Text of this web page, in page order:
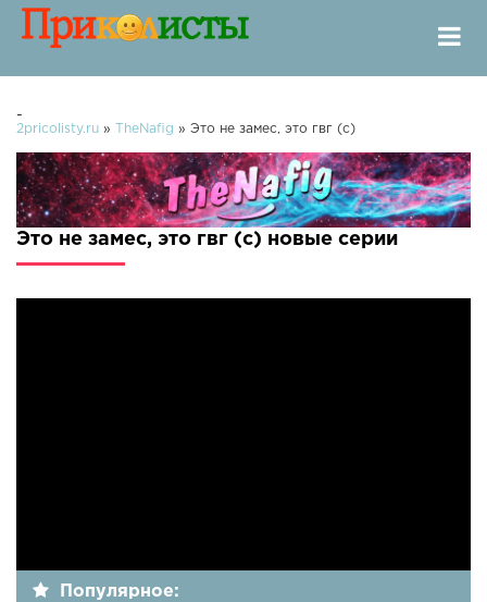
-
2pricolisty.ru » TheNafig » Это не замес, это гвг (с)
Это не замес, это гвг (с) новые серии
Популярное: